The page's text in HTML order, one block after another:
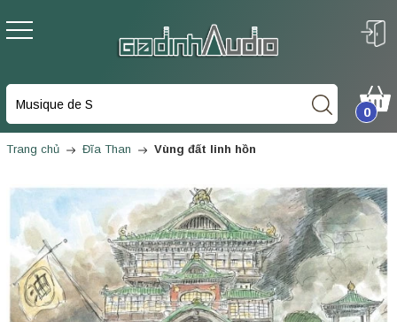
0
Trang chủ Đĩa Than Vùng đất linh hồn